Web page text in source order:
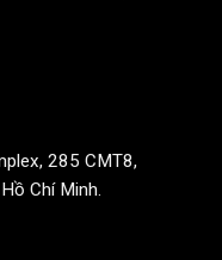
285 CMT8,
Chí Minh.